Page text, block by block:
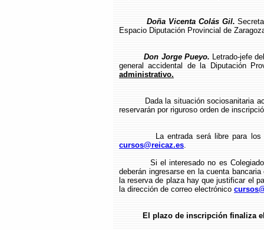
Doña Vicenta Colás Gil.
Espacio Diputación Provincial de
Don Jorge Pueyo. Letrado-jefe
general accidental de la Diputación
administrativo.
Dada la situación sociosanitaria
reservarán por riguroso orden de
La entrada será libre para los
cursos@reicaz.es.
Si el interesado no es Colegiado
deberán ingresarse en la cuenta
la reserva de plaza hay que justificar el
la dirección de correo electrónico
El plazo de inscripción finaliza el